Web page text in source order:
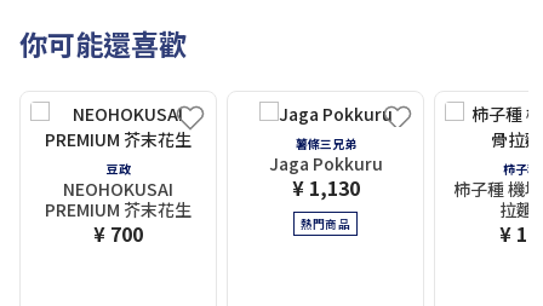
你可能還喜歡
豆政
NEOHOKUSAI
PREMIUM 芥末花生
¥ 700
薯條三兄弟
Jaga Pokkuru
¥ 1,130
熱門商品
柿子種
柿子種 機
拉麵
¥